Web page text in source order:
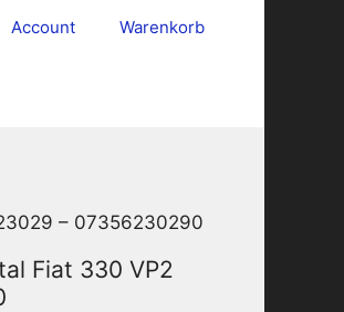
Account Warenkorb
– 07356230290
Fiat 330 VP2